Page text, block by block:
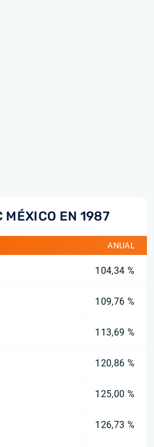
MÉXICO EN 1987
ANUAL
104,34 %
109,76 %
113,69 %
120,86 %
125,00 %
126,73 %